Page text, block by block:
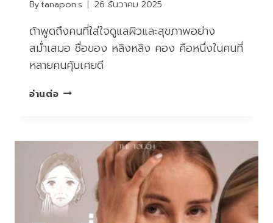
Bytanapon.s 26 ธันวาคม 2025
ถ้าพูดถึงคนที่ใส่ใจดูแลผิวและสุขภาพอย่าง
สม่ำเสมอ ชื่อของ หลิงหลิง คอง คือหนึ่งในคนที่
หลายคนคุ้นเคยดี
อ่านต่อหลิง
ชอบ…
เลย
อยาก
บอก